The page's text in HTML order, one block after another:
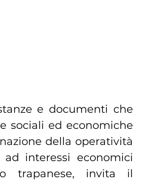
e documenti che
sociali ed economiche
della operatività
interessi economici
trapanese, invita il